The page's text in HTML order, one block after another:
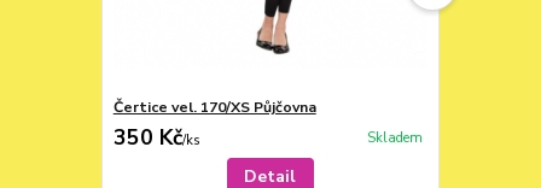
Čertice vel. 170/XS Půjčovna
350 Kč/ks Skladem
Detail